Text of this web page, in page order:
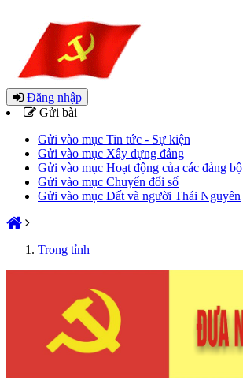
Đăng nhập
Gửi bài
Gửi vào mục Tin tức - Sự kiện
Gửi vào mục Xây dựng đảng
Gửi vào mục Hoạt động của các đảng bộ
Gửi vào mục Chuyển đổi số
Gửi vào mục Đất và người Thái Nguyên
Trong tỉnh